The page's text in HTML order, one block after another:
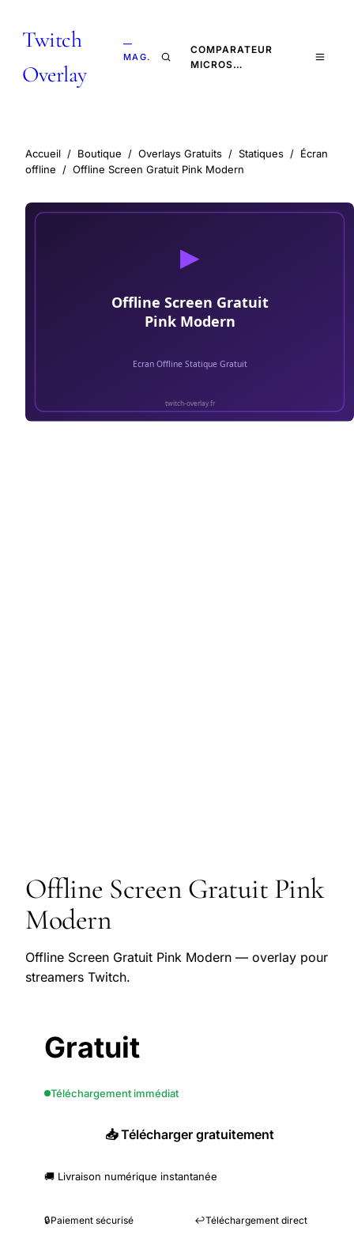
Twitch
Overlay
—
MAG.
COMPARATEUR
MICROS…
Accueil / Boutique / Overlays Gratuits / Statiques / Écran
offline
/ Offline Screen Gratuit Pink Modern
Offline Screen Gratuit Pink
Modern
Offline Screen Gratuit Pink Modern — overlay pour
streamers Twitch.
Gratuit
Téléchargement immédiat
📥 Télécharger gratuitement
🚚 Livraison numérique instantanée
🔒Paiement sécurisé ↩️Téléchargement direct